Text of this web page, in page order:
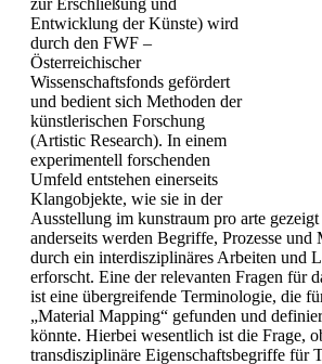
zur Erschließung und
Entwicklung der Künste) wird
durch den FWF –
Österreichischer
Wissenschaftsfonds gefördert
und bedient sich Methoden der
künstlerischen Forschung
(Artistic Research). In einem
experimentell forschenden
Umfeld entstehen einerseits
Klangobjekte, wie sie in der
Ausstellung im kunstraum pro arte
anderseits werden Begriffe, Prozesse und
durch ein interdisziplinäres Arbeiten und
erforscht. Eine der relevanten Fragen für
ist eine übergreifende Terminologie, die
„Material Mapping“ gefunden und
könnte. Hierbei wesentlich ist die Frage,
transdisziplinäre Eigenschaftsbegriffe für